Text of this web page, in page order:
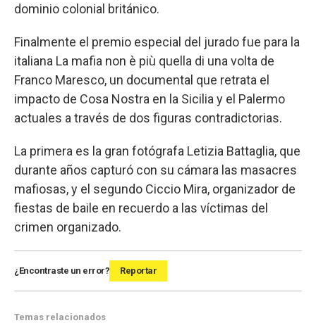
dominio colonial británico.
Finalmente el premio especial del jurado fue para la
italiana La mafia non è più quella di una volta de
Franco Maresco, un documental que retrata el
impacto de Cosa Nostra en la Sicilia y el Palermo
actuales a través de dos figuras contradictorias.
La primera es la gran fotógrafa Letizia Battaglia, que
durante años capturó con su cámara las masacres
mafiosas, y el segundo Ciccio Mira, organizador de
fiestas de baile en recuerdo a las víctimas del
crimen organizado.
¿Encontraste un error? Reportar
Temas relacionados